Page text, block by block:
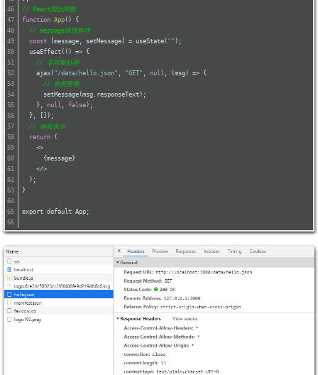
// React開始関数
function App ( ) {
// message状態処理
const [message, setMessage] = useState( "" );
  useEffect(
() => {
// 非同期処理
    ajax(
"/data/hello.json" , "GET" , null , (msg) => {
// 状態更新
      setMessage(msg.responseText);
    },
null , false);
  }, []);
// 画面表示
return (
<>
      {message}
</>
  );
}
export default App;